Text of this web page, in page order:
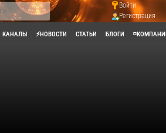
Войти
Регистрация
КАНАЛЫ ⚡НОВОСТИ СТАТЬИ БЛОГИ